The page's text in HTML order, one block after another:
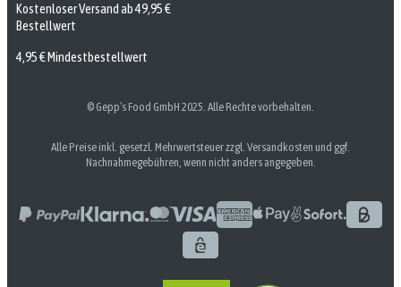
Kostenloser Versand ab 49,95 €
Bestellwert
4,95 € Mindestbestellwert
© Gepp’s Food GmbH 2025. Alle Rechte vorbehalten.
Alle Preise inkl. gesetzl. Mehrwertsteuer zzgl. Versandkosten und ggf.
Nachnahmegebühren, wenn nicht anders angegeben.